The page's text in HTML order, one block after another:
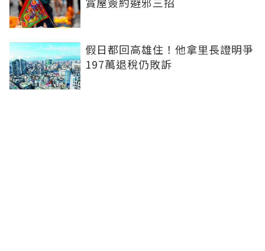
假日都回高雄住！他拿里長證明爭
197萬退稅仍敗訴